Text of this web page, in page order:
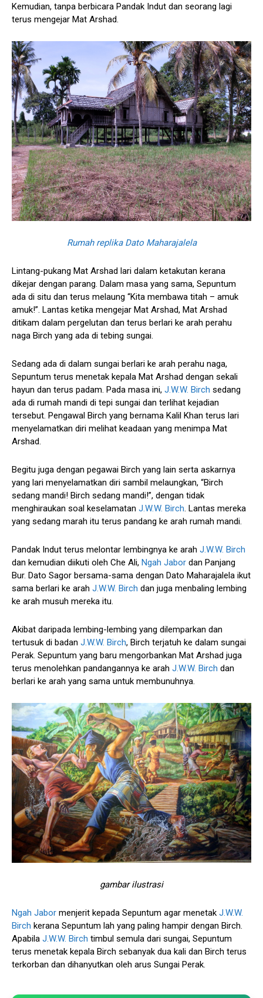
Kemudian, tanpa berbicara Pandak Indut dan seorang lagi
terus mengejar Mat Arshad.
Rumah replika Dato Maharajalela
Lintang-pukang Mat Arshad lari dalam ketakutan kerana
dikejar dengan parang. Dalam masa yang sama, Sepuntum
ada di situ dan terus melaung “Kita membawa titah – amuk
amuk!”. Lantas ketika mengejar Mat Arshad, Mat Arshad
ditikam dalam pergelutan dan terus berlari ke arah perahu
naga Birch yang ada di tebing sungai.
Sedang ada di dalam sungai berlari ke arah perahu naga,
Sepuntum terus menetak kepala Mat Arshad dengan sekali
hayun dan terus padam. Pada masa ini, J.W.W. Birch sedang
ada di rumah mandi di tepi sungai dan terlihat kejadian
tersebut. Pengawal Birch yang bernama Kalil Khan terus lari
menyelamatkan diri melihat keadaan yang menimpa Mat
Arshad.
Begitu juga dengan pegawai Birch yang lain serta askarnya
yang lari menyelamatkan diri sambil melaungkan, “Birch
sedang mandi! Birch sedang mandi!”, dengan tidak
menghiraukan soal keselamatan J.W.W. Birch. Lantas mereka
yang sedang marah itu terus pandang ke arah rumah mandi.
Pandak Indut terus melontar lembingnya ke arah J.W.W. Birch
dan kemudian diikuti oleh Che Ali, Ngah Jabor dan Panjang
Bur. Dato Sagor bersama-sama dengan Dato Maharajalela ikut
sama berlari ke arah J.W.W. Birch dan juga menbaling lembing
ke arah musuh mereka itu.
Akibat daripada lembing-lembing yang dilemparkan dan
tertusuk di badan J.W.W. Birch, Birch terjatuh ke dalam sungai
Perak. Sepuntum yang baru mengorbankan Mat Arshad juga
terus menolehkan pandangannya ke arah J.W.W. Birch dan
berlari ke arah yang sama untuk membunuhnya.
gambar ilustrasi
Ngah Jabor menjerit kepada Sepuntum agar menetak J.W.W.
Birch kerana Sepuntum lah yang paling hampir dengan Birch.
Apabila J.W.W. Birch timbul semula dari sungai, Sepuntum
terus menetak kepala Birch sebanyak dua kali dan Birch terus
terkorban dan dihanyutkan oleh arus Sungai Perak.